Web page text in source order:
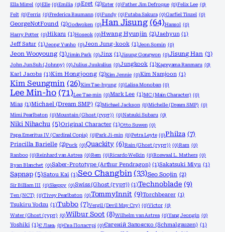
Ella Mirrel (0)Elle (0)Emilia (0)Eret (2)Ester (0)Father Jim Defroque (0)Felix Lee (0)
Felt (0)Ferris (0)Frederica Baumann (0)Fundy (0)Futaba Sakura (0)Garfiel Tinzel (0)
GeorgeNotFound (2)Godwoken (0)Han Jisung (64)Hansol (0)
Harry Potter (0)Hikaru (1)Hoseok (0)Hwang Hyunjin (2)Jaehyun (1)
Jeff Satur (1)Jeong Yunho (0)Jeon Jung-kook (1)Jeon Somin (0)
Jeon Wooyoung (3)Jimin Park (0)Jinx (1)Jisung Gongwon (0)Jisung Han (3)
John Jun Suh (Johnny) (0)Julius Juukulius (0)Jungkook (1)Kageyama Ranmaru (0)
Karl Jacobs (1)Kim Hongjoong (2)Kim Jennie (0)Kim Namjoon (1)
Kim Seungmin (26)Kim Tae-hyung (0)Lalisa Monoban (0)
Lee Min-ho (71)Lee Tae-min (0)Mark Lee (1)MC (Main Character) (0)
Mias (1)Michael (Dream SMP) (2)Michael Jackson (0)Michelle (Dream SMP) (0)
Mimi Pearlbaton (0)Mountain (Ghost (гурт)) (0)Natsuki Subaru (0)
Niki Nihachu (5)Original Character (1)Otto Suwen (0)
Papa Emeritus IV (Cardinal Copia) (0)Park Ji-min (0)Petra Leyte (0)Philza (7)
Priscilla Barielle (2)Puck (0)Quackity (6)Rain (Ghost (гурт)) (0)Ram (0)
Ranboo (0)Reinhard van Astrea (0)Rem (0)Ricardo Welkin (0)Roswaal L. Mathers (0)
Ryan Blanchet (0)Saber-Prototype (Arthur Pendragon) (1)Sakatsuki Miyu (1)
Sapnap (5)Satou Kai (1)Seo Changbin (33)Seo Soojin (2)
Sir Billiam III (0)Skeppy (0)Swiss (Ghost (гурт)) (1)Technoblade (9)
Ten (NCT) (0)Tivey Pearlbaton (0)TommyInnit (9)Torchbearer (1)
Tsukiru Yodzu (1)Tubbo (7)Vergil (Devil May Cry) (0)Victor (0)
Water (Ghost (гурт) (0)Wilbur Soot (8)Wilhelm van Astrea (0)Yang Jeongin (0)
Yoshiki (1)Є Лань (0)Єва Поластрі (0)Євгеній Запояско (Schmalgauzen) (1)